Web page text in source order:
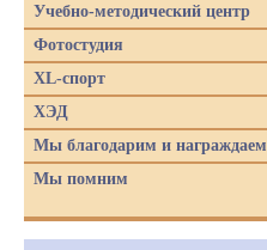
Учебно-методический центр
Фотостудия
XL-спорт
ХЭД
Мы благодарим и награждаем
Мы помним